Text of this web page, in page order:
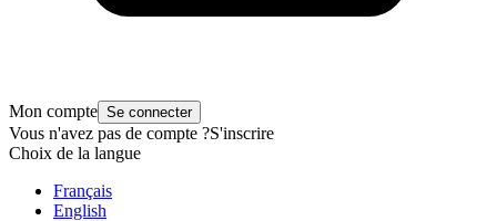
Mon compte Se connecter
Vous n'avez pas de compte ?S'inscrire
Choix de la langue
Français
English